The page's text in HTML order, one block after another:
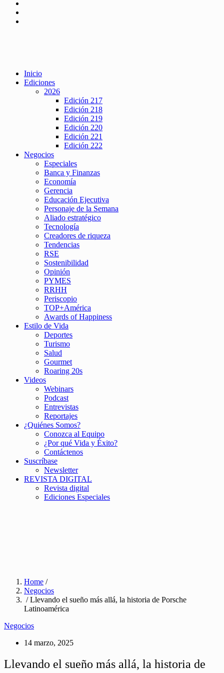
Inicio
Ediciones
2026
Edición 217
Edición 218
Edición 219
Edición 220
Edición 221
Edición 222
Negocios
Especiales
Banca y Finanzas
Economía
Gerencia
Educación Ejecutiva
Personaje de la Semana
Aliado estratégico
Tecnología
Creadores de riqueza
Tendencias
RSE
Sostenibilidad
Opinión
PYMES
RRHH
Periscopio
TOP+América
Awards of Happiness
Estilo de Vida
Deportes
Turismo
Salud
Gourmet
Roaring 20s
Videos
Webinars
Podcast
Entrevistas
Reportajes
¿Quiénes Somos?
Conozca al Equipo
¿Por qué Vida y Éxito?
Contáctenos
Suscríbase
Newsletter
REVISTA DIGITAL
Revista digital
Ediciones Especiales
Home /
Negocios
/ Llevando el sueño más allá, la historia de Porsche
Latinoamérica
Negocios
14 marzo, 2025
Llevando el sueño más allá, la historia de